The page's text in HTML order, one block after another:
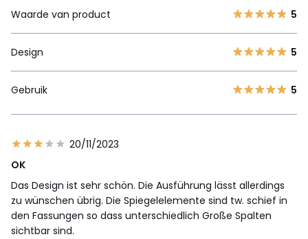
Waarde van product
5
Design 5
Gebruik 5
20/11/2023
OK
Das Design ist sehr schön. Die Ausführung lässt allerdings
zu wünschen übrig. Die Spiegelelemente sind tw. schief in
den Fassungen so dass unterschiedlich Große Spalten
sichtbar sind.